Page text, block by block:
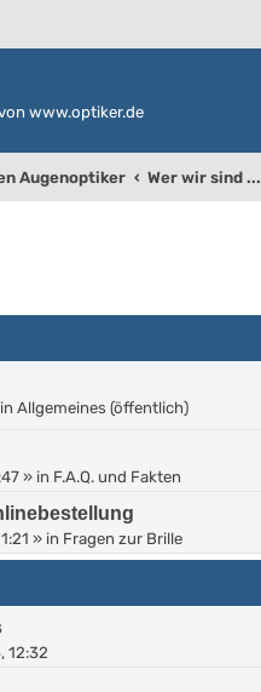
www.optiker.de
Augenoptiker Wer wir sind ...
Allgemeines (öffentlich)
» in F.A.Q. und Fakten
» in Fragen zur Brille
12:32